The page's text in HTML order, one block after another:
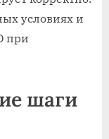
условиях и
при
шаги